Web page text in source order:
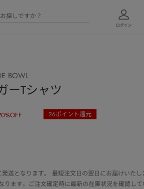
BOWL
ーTシャツ
%OFF 26ポイント還元
送となります。 最短注文日の翌日にお届けいたし
ります。ご注文確定時に最新の在庫状況を確認し